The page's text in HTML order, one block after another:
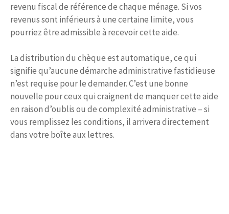
revenu fiscal de référence de chaque ménage. Si vos
revenus sont inférieurs à une certaine limite, vous
pourriez être admissible à recevoir cette aide.
La distribution du chèque est automatique, ce qui
signifie qu’aucune démarche administrative fastidieuse
n’est requise pour le demander. C’est une bonne
nouvelle pour ceux qui craignent de manquer cette aide
en raison d’oublis ou de complexité administrative – si
vous remplissez les conditions, il arrivera directement
dans votre boîte aux lettres.